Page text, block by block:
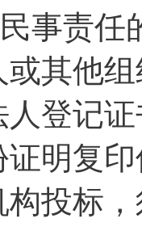
事责任
其他
登记
明复
投标